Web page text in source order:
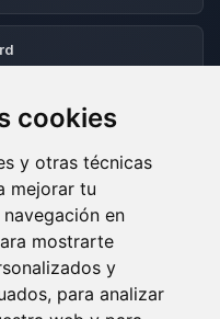
cookies
y otras técnicas
mejorar tu
en
mostrarte
y
para analizar
ACEPTADOS